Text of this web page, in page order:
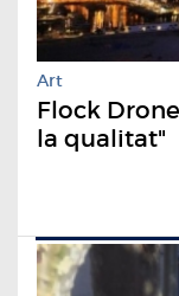
Art
Flock
la qualitat"